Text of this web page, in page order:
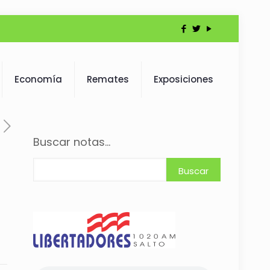
Economía Remates Exposiciones
Buscar notas...
Buscar